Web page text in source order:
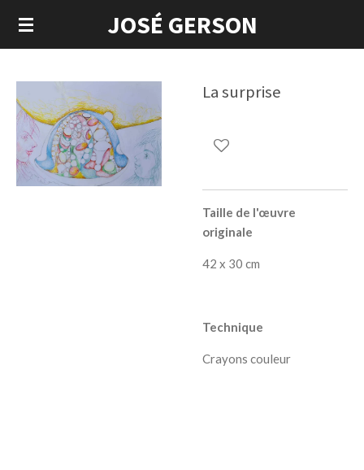
Passer
au
JOSÉ GERSON
La surprise
Taille de l'œuvre
originale
42 x 30 cm
Technique
Crayons couleur